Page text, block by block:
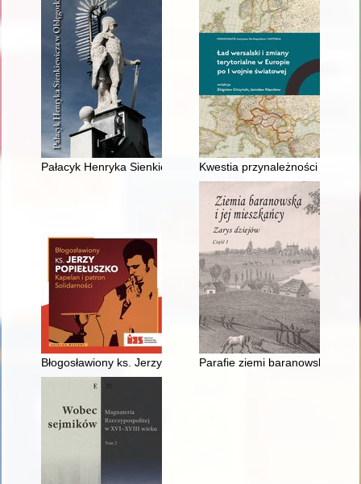
Pałacyk Henryka Sienkiewicza w OblęgorkuKwestia przynależności Kraiku
Błogosławiony ks. Jerzy Popiełuszko : kapelan i patron
Parafie ziemi baranowskiej na